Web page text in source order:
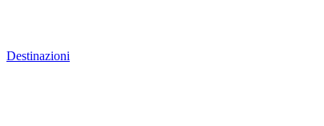
Destinazioni